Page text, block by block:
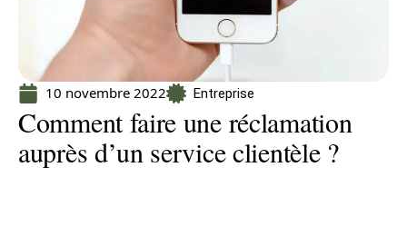
10 novembre 2022 Entreprise
Comment faire une réclamation
auprès d’un service clientèle ?